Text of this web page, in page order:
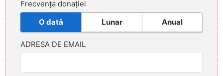
Frecvența donației
O dată Lunar Anual
ADRESA DE EMAIL